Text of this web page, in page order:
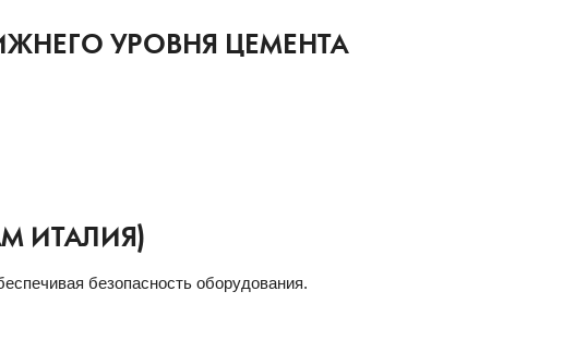
УРОВНЯ ЦЕМЕНТА
ИТАЛИЯ)
безопасность оборудования.